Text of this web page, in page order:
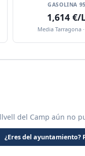
GASOLINA 95
1,614 €/
Media Tarragona
del Camp aún no
¿Eres del ayuntamiento?